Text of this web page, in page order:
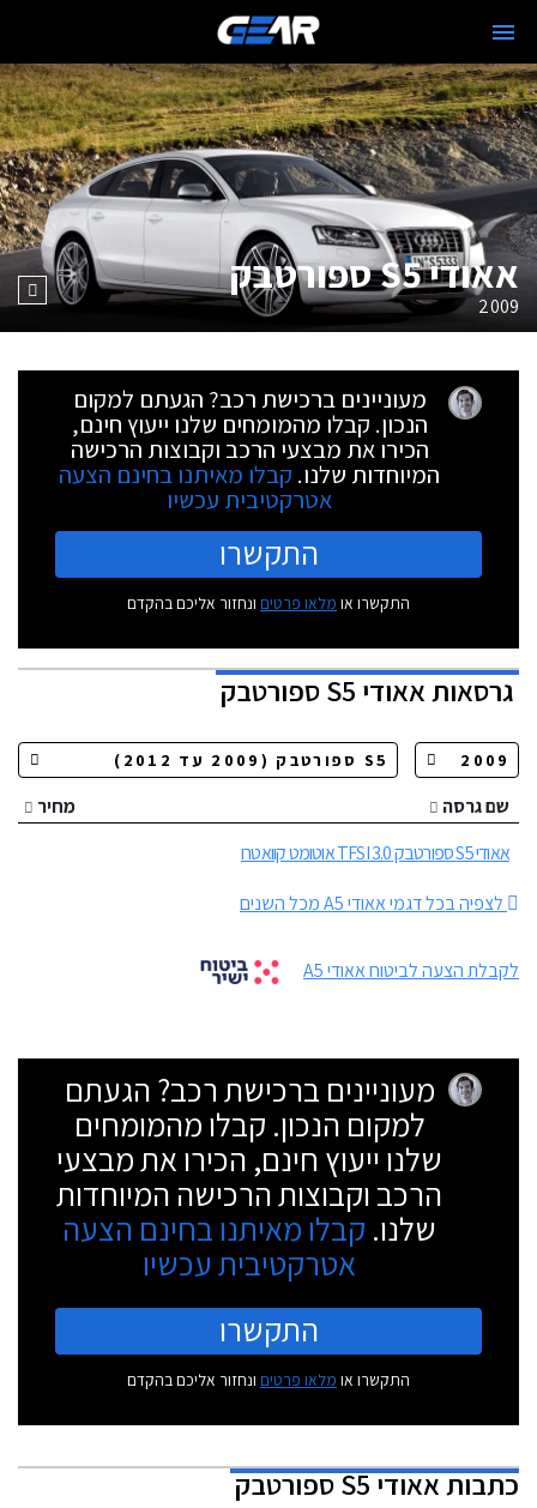
אאודי S5 ספורטבק
2009
מעוניינים ברכישת רכב? הגעתם למקום
הנכון. קבלו מהמומחים שלנו ייעוץ חינם,
הכירו את מבצעי הרכב וקבוצות הרכישה
המיוחדות שלנו. קבלו מאיתנו בחינם הצעה
אטרקטיבית עכשיו
התקשרו
התקשרו או מלאו פרטים ונחזור אליכם בהקדם
גרסאותאאודי S5 ספורטבק
שם גרסה
מחיר
אאודי S5 ספורטבק 3.0 TFSI אוטומט קוואטרו
לצפיה בכל דגמי אאודי A5 מכל השנים
לקבלת הצעה לביטוח אאודי A5
מעוניינים ברכישת רכב? הגעתם
למקום הנכון. קבלו מהמומחים
שלנו ייעוץ חינם, הכירו את מבצעי
הרכב וקבוצות הרכישה המיוחדות
שלנו. קבלו מאיתנו בחינם הצעה
אטרקטיבית עכשיו
התקשרו
התקשרו או מלאו פרטים ונחזור אליכם בהקדם
כתבותאאודי S5 ספורטבק